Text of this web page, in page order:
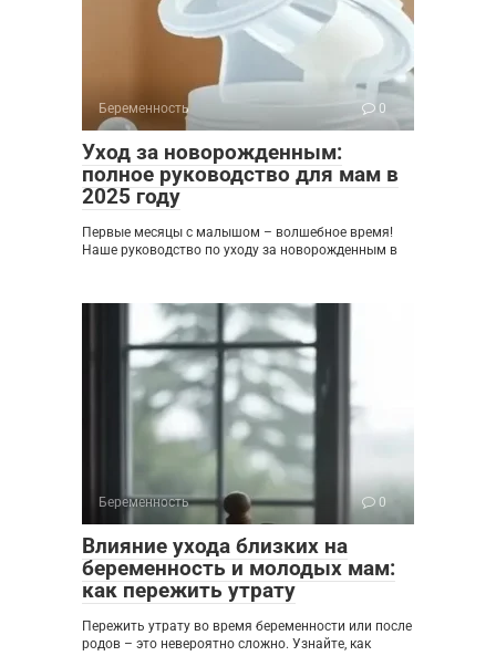
Беременность 0
Уход за новорожденным:
полное руководство для мам в
2025 году
Первые месяцы с малышом – волшебное время!
Наше руководство по уходу за новорожденным в
Беременность 0
Влияние ухода близких на
беременность и молодых мам:
как пережить утрату
Пережить утрату во время беременности или после
родов – это невероятно сложно. Узнайте, как